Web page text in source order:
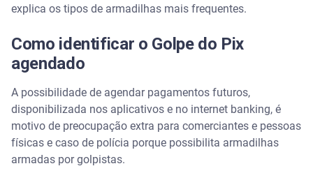
explica os tipos de armadilhas mais frequentes.
Como identificar o Golpe do Pix
agendado
A possibilidade de agendar pagamentos futuros,
disponibilizada nos aplicativos e no internet banking, é
motivo de preocupação extra para comerciantes e pessoas
físicas e caso de polícia porque possibilita armadilhas
armadas por golpistas.